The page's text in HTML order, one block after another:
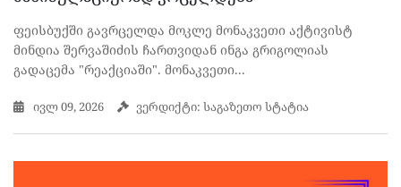
ფეისბუქში გავრცელდა მოკლე მონაკვეთი აქტივისტ
მინდია შერვაშიძის ჩართვიდან ინგა გრიგოლიას
გადაცემა "რეაქციაში". მონაკვეთი...
ივლ 09, 2026 ვერდიქტი: საგაზეთო სტატია